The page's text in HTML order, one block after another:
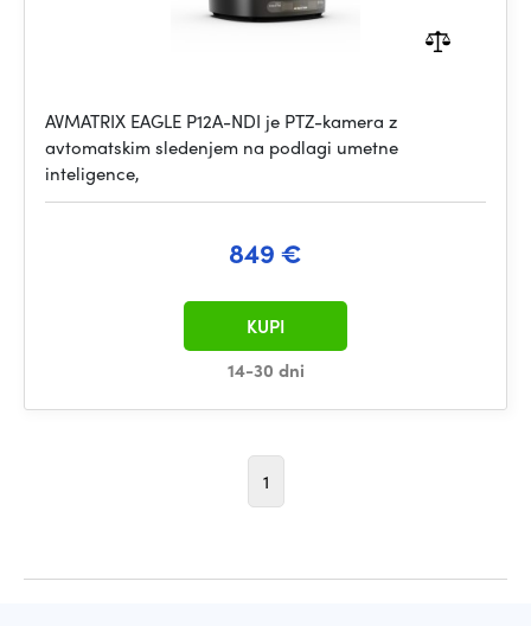
AVMATRIX EAGLE P12A-NDI je PTZ-kamera z
avtomatskim sledenjem na podlagi umetne
inteligence,
849 €
14-30 dni
KUPI
1